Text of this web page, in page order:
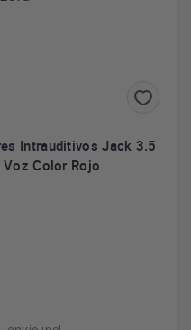
Intrauditivos Jack 3.5
Color Rojo